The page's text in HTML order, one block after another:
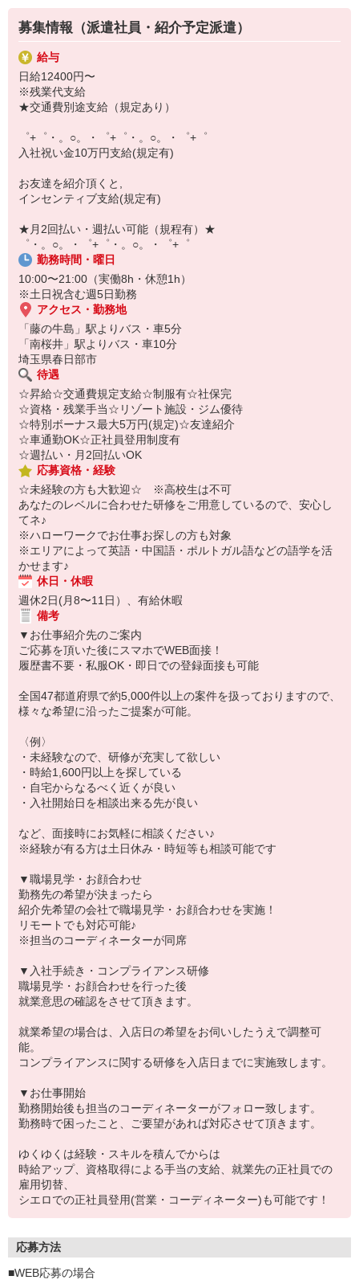
▼オフィスワーク
事務、経理、データ入力、コールセンター、受付
▼工場・製造・軽作業系
機械/食品製造・梱包・仕分け・加工・組立・検査
▼美容系
眉毛サロンのアイブロウ・ネイリスト・エステ
▼営業・販売
法人営業・アパレル販売・個別指導塾・人材紹介
▼人気案件も多数♪
短期・期間限定・オープニング・官公庁案件
上場/優良/大手企業など
【スマホ面接実施中】
￣￣￣￣￣￣￣￣￣
自宅に居ながらスマホでカンタン面接OK！
オンライン面談なのでスピード対応。
満足度◎
■携帯やインターネット販売業務
docomo(ドコモ)/au(エーユー)・KDDI/softbank(ソフトバンク)など
の大手キャリアから
ワイモバイル(Y!mobille)、楽天モバイル、UQなど格安スマホまで幅
広く紹介可能♪
募集情報（派遣社員・紹介予定派遣）
給与
日給12400円〜
※残業代支給
★交通費別途支給（規定あり）
゜+゜・。○。・゜+゜・。○。・゜+゜
入社祝い金10万円支給(規定有)
お友達を紹介頂くと,
インセンティブ支給(規定有)
★月2回払い・週払い可能（規程有）★
゜・。○。・゜+゜・。○。・゜+゜
勤務時間・曜日
10:00〜21:00（実働8h・休憩1h）
※土日祝含む週5日勤務
アクセス・勤務地
「藤の牛島」駅よりバス・車5分
「南桜井」駅よりバス・車10分
埼玉県春日部市
待遇
☆昇給☆交通費規定支給☆制服有☆社保完
☆資格・残業手当☆リゾート施設・ジム優待
☆特別ボーナス最大5万円(規定)☆友達紹介
☆車通勤OK☆正社員登用制度有
☆週払い・月2回払いOK
応募資格・経験
☆未経験の方も大歓迎☆ ※高校生は不可
あなたのレベルに合わせた研修をご用意しているので、安心し
てネ♪
※ハローワークでお仕事お探しの方も対象
※エリアによって英語・中国語・ポルトガル語などの語学を活
かせます♪
休日・休暇
週休2日(月8〜11日）、有給休暇
備考
▼お仕事紹介先のご案内
ご応募を頂いた後にスマホでWEB面接！
履歴書不要・私服OK・即日での登録面接も可能
全国47都道府県で約5,000件以上の案件を扱っておりますので、
様々な希望に沿ったご提案が可能。
〈例〉
・未経験なので、研修が充実して欲しい
・時給1,600円以上を探している
・自宅からなるべく近くが良い
・入社開始日を相談出来る先が良い
など、面接時にお気軽に相談ください♪
※経験が有る方は土日休み・時短等も相談可能です
▼職場見学・お顔合わせ
勤務先の希望が決まったら
紹介先希望の会社で職場見学・お顔合わせを実施！
リモートでも対応可能♪
※担当のコーディネーターが同席
▼入社手続き・コンプライアンス研修
職場見学・お顔合わせを行った後
就業意思の確認をさせて頂きます。
就業希望の場合は、入店日の希望をお伺いしたうえで調整可
能。
コンプライアンスに関する研修を入店日までに実施致します。
▼お仕事開始
勤務開始後も担当のコーディネーターがフォロー致します。
勤務時で困ったこと、ご要望があれば対応させて頂きます。
ゆくゆくは経験・スキルを積んでからは
時給アップ、資格取得による手当の支給、就業先の正社員での
雇用切替、
シエロでの正社員登用(営業・コーディネーター)も可能です！
応募方法
■WEB応募の場合